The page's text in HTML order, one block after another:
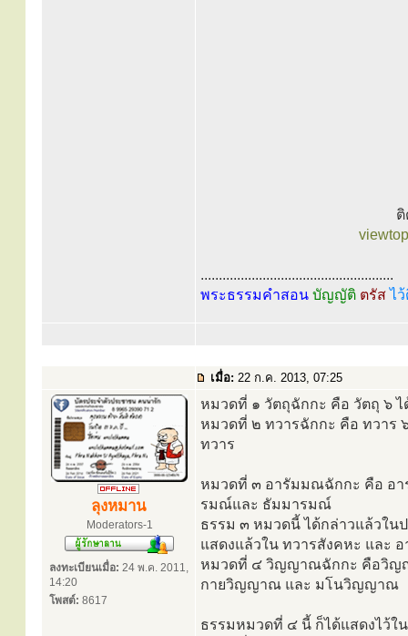
.....................................................
พระธรรมคำสอน บัญญัติ ตรัสไ
เมื่อ: 22 ก.ค. 2013, 07:25
ลุงหมาน
Moderators-1
ลงทะเบียนเมื่อ: 24 พ.ค. 2011,
14:20
โพสต์: 8617
หมวดที่ ๑ วัตถุฉักกะ คือ วัตถุ ๖
หมวดที่ ๒ ทวารฉักกะ คือ ทวาร
ทวาร
หมวดที่ ๓ อารัมมณฉักกะ คือ อ
รมณ์และ ธัมมารมณ์
ธรรม ๓ หมวดนี้ ได้กล่าวแล้วใน
แสดงแล้วใน ทวารสังคหะ และ
หมวดที่ ๔ วิญญาณฉักกะ คือวิ
กายวิญญาณ และ มโนวิญญาณ
ธรรมหมวดที่ ๔ นี้ ก็ได้แสดงไว้ใ